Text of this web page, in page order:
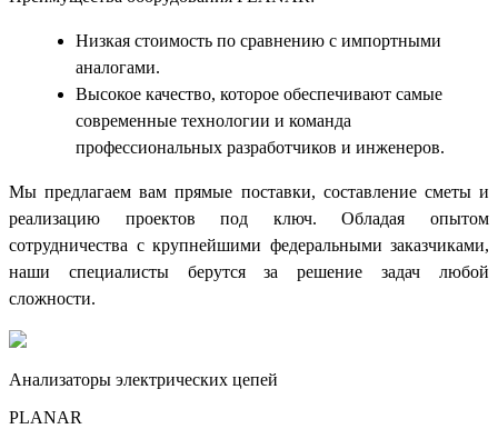
Низкая стоимость по сравнению с импортными
аналогами.
Высокое качество, которое обеспечивают самые
современные технологии и команда
профессиональных разработчиков и инженеров.
Мы предлагаем вам прямые поставки, составление сметы и
реализацию проектов под ключ. Обладая опытом
сотрудничества с крупнейшими федеральными заказчиками,
наши специалисты берутся за решение задач любой
сложности.
Анализаторы электрических цепей
PLANAR